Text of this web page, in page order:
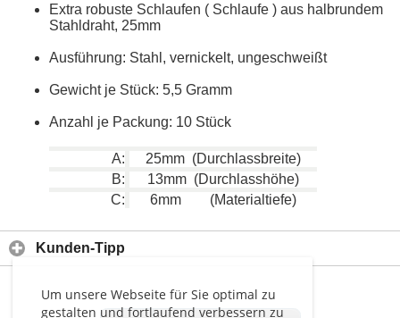
Um unsere Webseite für Sie optimal zu
gestalten und fortlaufend verbessern zu
Extra robuste Schlaufen ( Schlaufe ) aus halbrundem
Stahldraht, 25mm
Ausführung: Stahl, vernickelt, ungeschweißt
Gewicht je Stück: 5,5 Gramm
Anzahl je Packung: 10 Stück
A:
25mm (Durchlassbreite)
B:
13mm (Durchlasshöhe)
C:
6mm (Materialtiefe)
Kunden-Tipp